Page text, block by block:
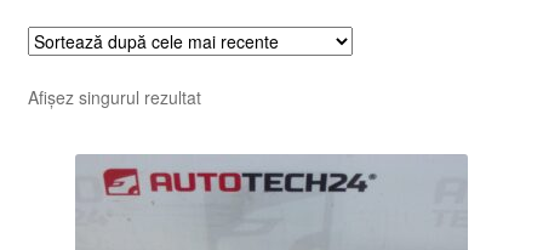
Afișez singurul rezultat